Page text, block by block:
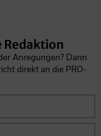
Redaktion
Anregungen? Dann
direkt an die PRO-